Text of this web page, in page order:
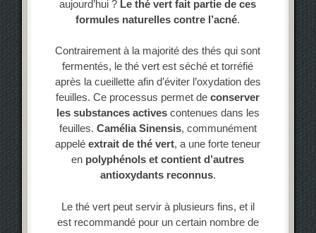
aujourd’hui ? Le thé vert fait partie de ces
formules naturelles contre l’acné.
Contrairement à la majorité des thés qui sont
fermentés, le thé vert est séché et torréfié
après la cueillette afin d’éviter l’oxydation des
feuilles. Ce processus permet deconserver
les substances activescontenues dans les
feuilles. Camélia Sinensis, communément
appeléextrait de thé vert, a une forte teneur
en polyphénols et contient d’autres
antioxydants reconnus.
Le thé vert peut servir à plusieurs fins, et il
est recommandé pour un certain nombre de